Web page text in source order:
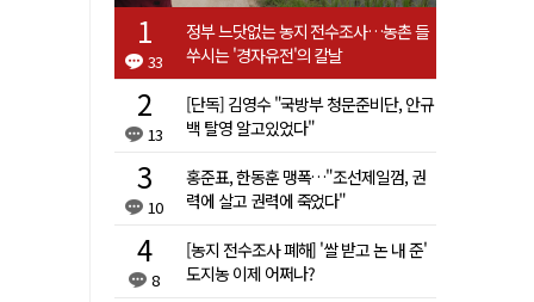
33
정부 느닷없는 농지 전수조사…농촌 들
쑤시는 '경자유전'의 칼날
13
[단독] 김영수 "국방부 청문준비단, 안규
백 탈영 알고있었다"
10
홍준표, 한동훈 맹폭…"조선제일껌, 권
력에 살고 권력에 죽었다"
8
[농지 전수조사 폐해] '쌀 받고 논 내 준'
도지농 이제 어쩌나?